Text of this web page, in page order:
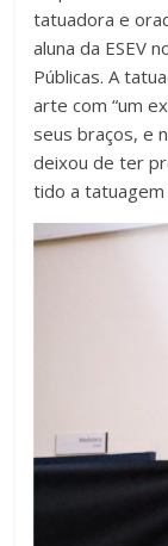
tatuadora e
aluna da ESEV
Públicas. A
arte com “um
seus braços, e
deixou de ter
tido a tatuagem